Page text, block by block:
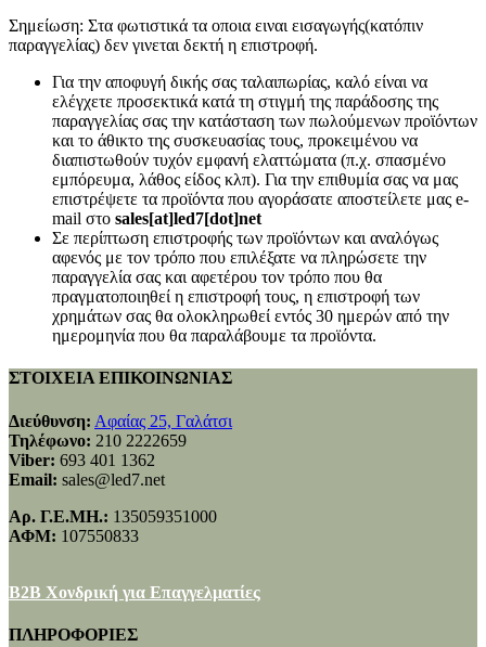
Σημείωση: Στα φωτιστικά τα οποια ειναι εισαγωγής(κατόπιν
παραγγελίας) δεν γινεται δεκτή η επιστροφή.
Για την αποφυγή δικής σας ταλαιπωρίας, καλό είναι να
ελέγχετε προσεκτικά κατά τη στιγμή της παράδοσης της
παραγγελίας σας την κατάσταση των πωλούμενων προϊόντων
και το άθικτο της συσκευασίας τους, προκειμένου να
διαπιστωθούν τυχόν εμφανή ελαττώματα (π.χ. σπασμένο
εμπόρευμα, λάθος είδος κλπ). Για την επιθυμία σας να μας
επιστρέψετε τα προϊόντα που αγοράσατε αποστείλετε μας e-
mail στο sales[at]led7[dot]net
Σε περίπτωση επιστροφής των προϊόντων και αναλόγως
αφενός με τον τρόπο που επιλέξατε να πληρώσετε την
παραγγελία σας και αφετέρου τον τρόπο που θα
πραγματοποιηθεί η επιστροφή τους, η επιστροφή των
χρημάτων σας θα ολοκληρωθεί εντός 30 ημερών από την
ημερομηνία που θα παραλάβουμε τα προϊόντα.
ΣΤΟΙΧΕΙΑ ΕΠΙΚΟΙΝΩΝΙΑΣ
Διεύθυνση: Αφαίας 25, Γαλάτσι
Τηλέφωνο: 210 2222659
Viber: 693 401 1362
Email: sales@led7.net
Αρ. Γ.Ε.ΜΗ.: 135059351000
ΑΦΜ: 107550833
B2B Χονδρική για Επαγγελματίες
ΠΛΗΡΟΦΟΡΙΕΣ